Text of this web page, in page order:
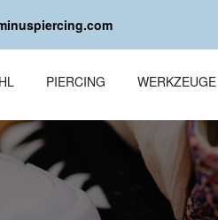
PIERCING WERKZEUGE